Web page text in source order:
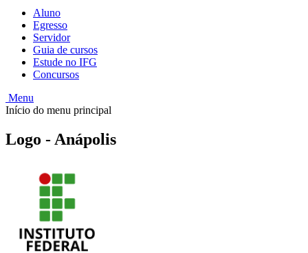
Aluno
Egresso
Servidor
Guia de cursos
Estude no IFG
Concursos
Menu
Início do menu principal
Logo - Anápolis